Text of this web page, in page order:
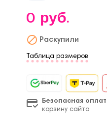
0 руб.
 Раскупили
Таблица размеров
Безопасная
корзину сайта